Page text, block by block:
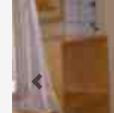
Previous